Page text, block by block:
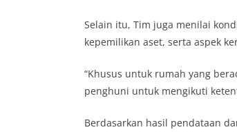
Selain itu, Tim juga menilai
kepemilikan aset, serta aspek
“Khusus untuk rumah yang
penghuni untuk mengikuti
Berdasarkan hasil pendataan